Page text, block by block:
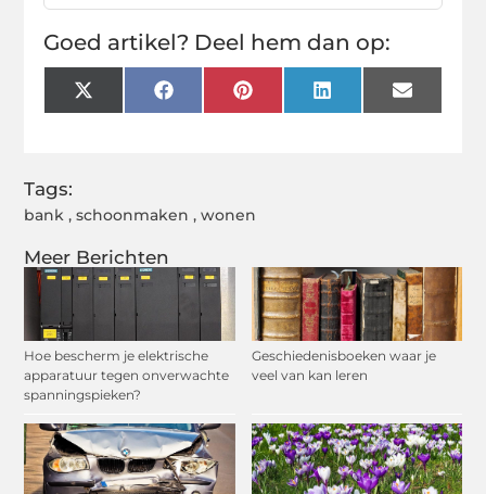
Meer Berichten
Hoe bescherm je elektrische
apparatuur tegen onverwachte
spanningspieken?
Geschiedenisboeken waar je
veel van kan leren
Goed artikel? Deel hem dan op:
X
(Twitter)
FacebookPinterestLinkedInEmail
Tags:
bank ,schoonmaken ,wonen